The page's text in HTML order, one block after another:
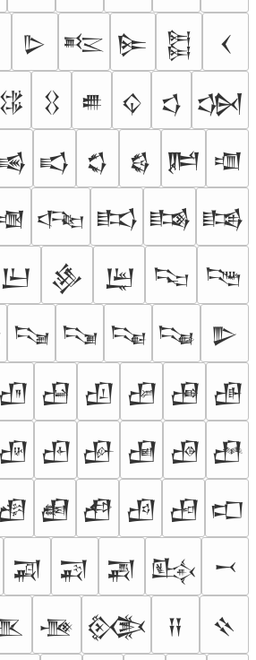
𒌇 𒌈 𒌉 𒌊 𒌋
𒌏 𒌐 𒌑 𒌒 𒌓 𒌔
𒌙 𒌚 𒌛 𒌜 𒌝
𒌢 𒌣 𒌤 𒌥
𒌨 𒌩 𒌪 𒌫 𒌬
𒌰 𒌱 𒌲 𒌳 𒌴
𒌸 𒌹 𒌺 𒌻 𒌼 𒌽
𒍁 𒍂 𒍃 𒍄 𒍅 𒍆
𒍋 𒍌 𒍍 𒍎 𒍏
𒍓 𒍔 𒍕 𒍖 𒍗
𒍛 𒍜 𒍝 𒍞